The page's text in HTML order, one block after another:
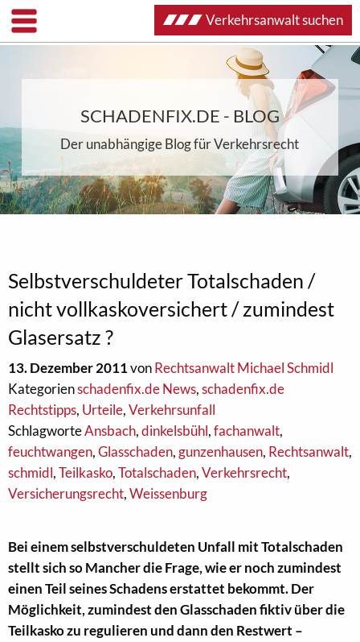
SCHADENFIX.DE - BLOG
Der unabhängige Blog für Verkehrsrecht
Selbstverschuldeter Totalschaden /
nicht vollkaskoversichert / zumindest
Glasersatz ?
13. Dezember 2011vonRechtsanwalt Michael Schmidl
Kategorienschadenfix.de News,schadenfix.de
Rechtstipps, Urteile,Verkehrsunfall
SchlagworteAnsbach,dinkelsbühl,fachanwalt,
feuchtwangen,Glasschaden, gunzenhausen, Rechtsanwalt,
schmidl,Teilkasko,Totalschaden,Verkehrsrecht,
Versicherungsrecht,Weissenburg
Bei einem selbstverschuldeten Unfall mit Totalschaden
stellt sich so Mancher die Frage, wie er noch zumindest
einen Teil seines Schadens erstattet bekommt. Der
Möglichkeit, zumindest den Glasschaden fiktiv über die
Teilkasko zu regulieren und dann den Restwert –
Verkehrsanwalt suchen